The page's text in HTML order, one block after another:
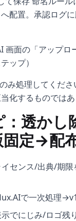
配置。承認ログ
画面の「アップ
ップ）
み処理してくだ
化するものではあ
：透か
定→配
センス/出典/期
で一次処理
でにじみ/ロゴ残